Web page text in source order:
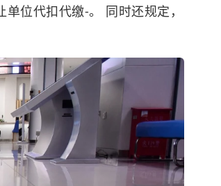
位代扣代缴-。 同时还规定，